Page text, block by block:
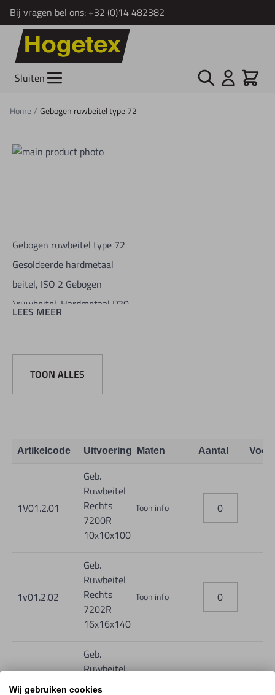
Bij vragen bel ons: +32 (0)14 482382
Ga naar de inhoud
Sluiten Zoek Cart
Home/ Gebogen ruwbeitel type 72
Gebogen ruwbeitel type 72
Gesoldeerde hardmetaal
beitel, ISO 2 Gebogen
\ruwbeitel. Hardmetaal P30
LEES MEER
TOON ALLES
Artikelcode Uitvoering Maten Aantal
1V01.2.01
Geb.
Ruwbeitel
Rechts
7200R
10x10x100
Toon info
1v01.2.02
Geb.
Ruwbeitel
Rechts
7202R
16x16x140
Toon info
1V01.2.03
Geb.
Ruwbeitel
Rechts
Wij gebruiken cookies